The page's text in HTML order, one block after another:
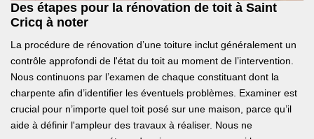
Des étapes pour la rénovation de toit à Saint
Cricq à noter
La procédure de rénovation d’une toiture inclut généralement un
contrôle approfondi de l'état du toit au moment de l’intervention.
Nous continuons par l’examen de chaque constituant dont la
charpente afin d’identifier les éventuels problèmes. Examiner est
crucial pour n’importe quel toit posé sur une maison, parce qu’il
aide à définir l'ampleur des travaux à réaliser. Nous ne